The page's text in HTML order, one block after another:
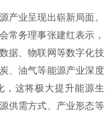
业呈现出崭新局面。
常务理事张建红表示，
据、物联网等数字化技
、油气等能源产业深度
，这将极大提升能源生
供需方式、产业形态等